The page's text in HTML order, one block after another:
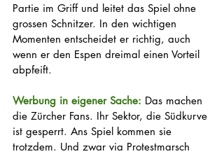
Partie im Griff und leitet das Spiel ohne
grossen Schnitzer. In den wichtigen
Momenten entscheidet er richtig, auch
wenn er den Espen dreimal einen Vorteil
abpfeift.
Werbung in eigener Sache: Das machen
die Zürcher Fans. Ihr Sektor, die Südkurve
ist gesperrt. Ans Spiel kommen sie
trotzdem. Und zwar via Protestmarsch